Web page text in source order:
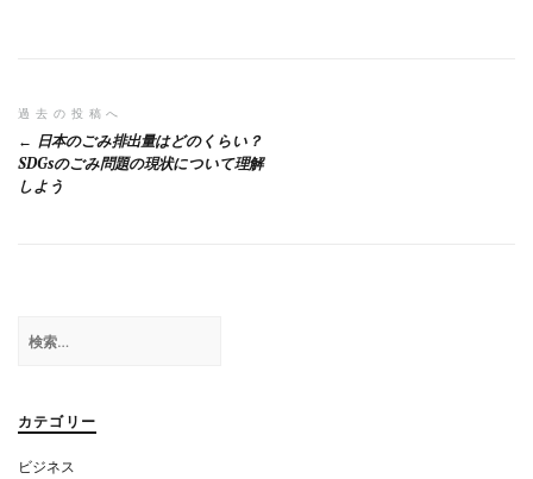
投
稿
ナ
ー
シ
ン
過去の投稿へ
日本のごみ排出量はどのくらい？
SDGsのごみ問題の現状について理解
しよう
索:
カテゴリー
ビジネス